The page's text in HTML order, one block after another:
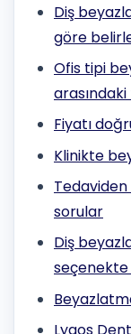
Diş
göre
Ofis tipi
Fiyatı
Klinikte
sorular
Diş